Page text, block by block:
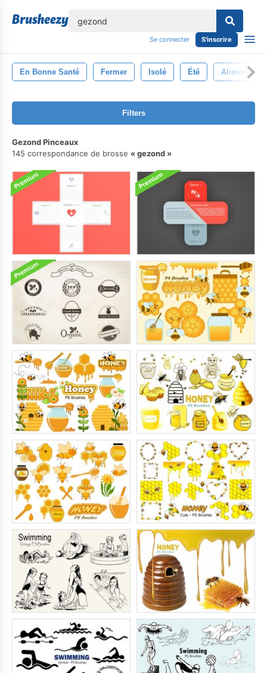
Se connecter S'inscrire
En Bonne Santé Fermer Isolé Été Aliments
Filters
Gezond Pinceaux
145 correspondance de brosse
gezond